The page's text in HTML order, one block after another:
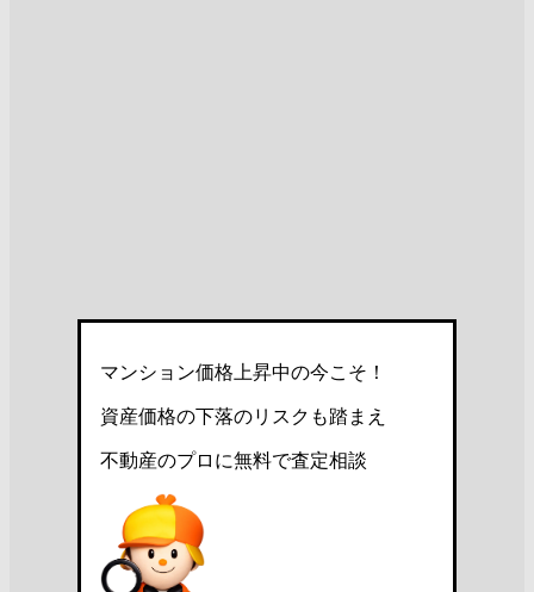
マンション価格上昇中の今こそ！
資産価格の下落のリスクも踏まえ
不動産のプロに無料で査定相談